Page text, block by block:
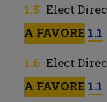
Elect
A FAVORE 1.1
Elect
A FAVORE 1.1